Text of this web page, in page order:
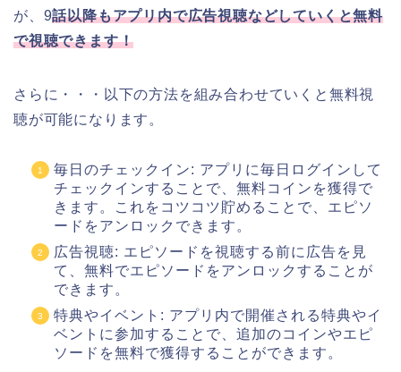
が、9話以降もアプリ内で広告視聴などしていくと無料
で視聴できます！
さらに・・・以下の方法を組み合わせていくと無料視
聴が可能になります。
毎日のチェックイン: アプリに毎日ログインして
チェックインすることで、無料コインを獲得で
きます。これをコツコツ貯めることで、エピソ
ードをアンロックできます。
広告視聴: エピソードを視聴する前に広告を見
て、無料でエピソードをアンロックすることが
できます。
特典やイベント: アプリ内で開催される特典やイ
ベントに参加することで、追加のコインやエピ
ソードを無料で獲得することができます。